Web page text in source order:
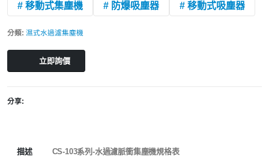
# 移動式集塵機
# 防爆吸塵器 # 移動式吸塵器
分類: 濕式水過濾集塵機
立即詢價
分享:
描述 CS-103系列-水過濾脈衝集塵機規格表